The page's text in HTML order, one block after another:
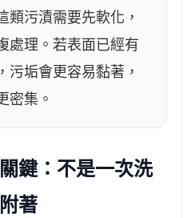
類污漬需要先軟化，
處理。若表面已經有
污垢會更容易黏著，
密集。
鍵：不是一次洗
著